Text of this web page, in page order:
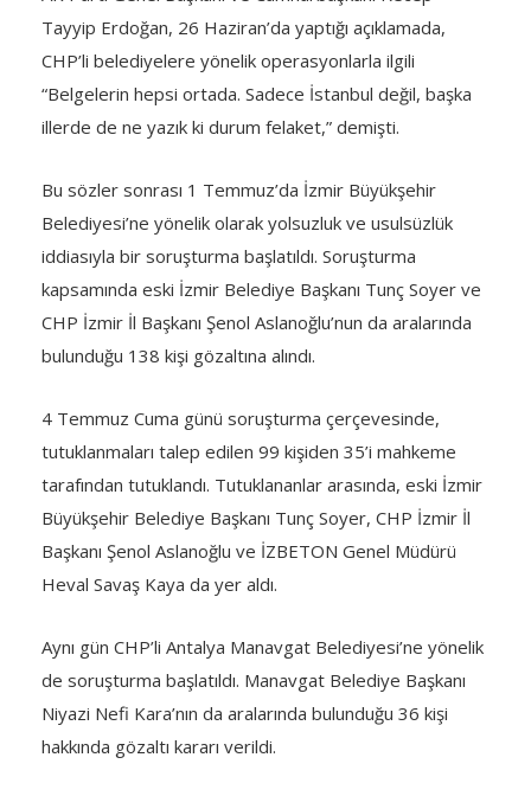
Tayyip Erdoğan, 26 Haziran’da yaptığı açıklamada,
CHP’li belediyelere yönelik operasyonlarla ilgili
“Belgelerin hepsi ortada. Sadece İstanbul değil, başka
illerde de ne yazık ki durum felaket,” demişti.
Bu sözler sonrası 1 Temmuz’da İzmir Büyükşehir
Belediyesi’ne yönelik olarak yolsuzluk ve usulsüzlük
iddiasıyla bir soruşturma başlatıldı. Soruşturma
kapsamında eski İzmir Belediye Başkanı Tunç Soyer ve
CHP İzmir İl Başkanı Şenol Aslanoğlu’nun da aralarında
bulunduğu 138 kişi gözaltına alındı.
4 Temmuz Cuma günü soruşturma çerçevesinde,
tutuklanmaları talep edilen 99 kişiden 35’i mahkeme
tarafından tutuklandı. Tutuklananlar arasında, eski İzmir
Büyükşehir Belediye Başkanı Tunç Soyer, CHP İzmir İl
Başkanı Şenol Aslanoğlu ve İZBETON Genel Müdürü
Heval Savaş Kaya da yer aldı.
Aynı gün CHP’li Antalya Manavgat Belediyesi’ne yönelik
de soruşturma başlatıldı. Manavgat Belediye Başkanı
Niyazi Nefi Kara’nın da aralarında bulunduğu 36 kişi
hakkında gözaltı kararı verildi.